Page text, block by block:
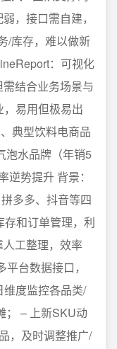
，接口需自建，
/库存，难以做新
：可视化
结合业务场景与
易用但极易出
典型饮料电商品
泡水品牌（年销5
势提升 背景：
多多、抖音等四
和订单管理，利
工整理，效率
台数据接口，
度监控各品类/
； – 上新SKU动
，及时调整推广/